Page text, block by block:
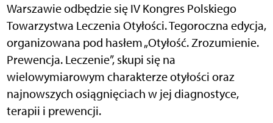
Warszawie odbędzie się IV Kongres Polskiego
Towarzystwa Leczenia Otyłości. Tegoroczna edycja,
organizowana pod hasłem „Otyłość. Zrozumienie.
Prewencja. Leczenie”, skupi się na
wielowymiarowym charakterze otyłości oraz
najnowszych osiągnięciach w jej diagnostyce,
terapii i prewencji.